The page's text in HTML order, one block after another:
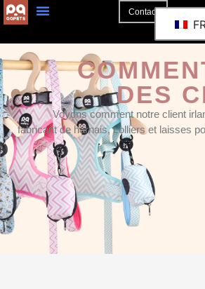
Contact
DES
Voyons comment notre client
fabricant de harnais, colliers et laisses